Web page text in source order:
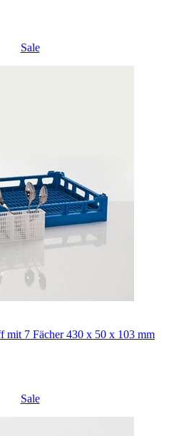
Sale
mit 7 Fächer 430 x 50 x 103 mm
Sale